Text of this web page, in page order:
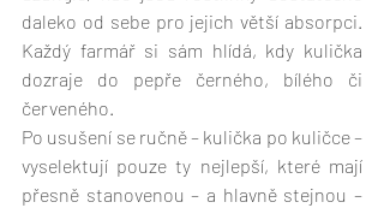
daleko od sebe pro jejich větší absorpci.
Každý farmář si sám hlídá, kdy kulička
dozraje do pepře černého, bílého či
červeného.
Po usušení se ručně – kulička po kuličce –
vyselektují pouze ty nejlepší, které mají
přesně stanovenou – a hlavně stejnou –